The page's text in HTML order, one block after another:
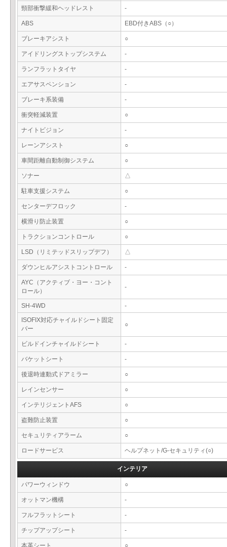
頸部衝撃緩和ヘッドレスト -
ABS EBD付きABS（○）
ブレーキアシスト ○
アイドリングストップシステム -
ランフラットタイヤ -
エアサスペンション -
ブレーキ系装備 -
衝突軽減装置 ○
ナイトビジョン -
レーンアシスト ○
車間距離自動制御システム ○
ソナー △
駐車支援システム ○
センターデフロック -
横滑り防止装置 ○
トラクションコントロール ○
LSD（リミテッドスリップデフ） △
ダウンヒルアシストコントロール -
AYC（アクティブ・ヨー・コント
ロール）
-
SH-4WD
-
ISOFIX対応チャイルドシート固定
バー
○
ビルドインチャイルドシート -
バケットシート -
後退時連動式ドアミラー ○
レインセンサー ○
インテリジェントAFS ○
盗難防止装置 ○
セキュリティアラーム ○
ロードサービス ヘルプネット/G-セキュリティ(○)
インテリア
パワーウィンドウ ○
オットマン機構 -
フルフラットシート -
チップアップシート -
本革シート ○